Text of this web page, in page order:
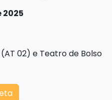
2025
02) e Teatro de Bolso